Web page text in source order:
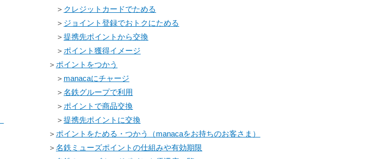
＞ クレジットカードでためる
＞ ジョイント登録でおトクにためる
＞提携先ポイントから交換
＞ ポイント獲得イメージ
＞ ポイントをつかう
＞ manacaにチャージ
＞名鉄グループで利用
＞ ポイントで商品交換
＞提携先ポイントに交換
＞ ポイントをためる・つかう（manacaをお持ちのお客さま）
＞名鉄ミューズポイントの仕組みや有効期限